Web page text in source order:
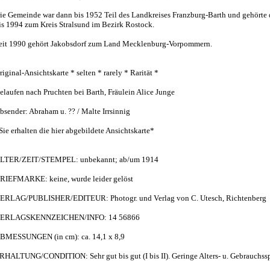
Gemeinde war dann bis 1952 Teil des Landkreises Franzburg-Barth und gehörte
1994 zum Kreis Stralsund im Bezirk Rostock.
1990 gehört Jakobsdorf zum Land Mecklenburg-Vorpommern.
Ansichtskarte * selten * rarely * Rarität *
nach Pruchten bei Barth, Fräulein Alice Junge
Abraham u. ?? / Malte Irrsinnig
erhalten die hier abgebildete Ansichtskarte*
ZEIT/STEMPEL: unbekannt; ab/um 1914
keine, wurde leider gelöst
PUBLISHER/EDITEUR: Photogr. und Verlag von C. Utesch, Richtenberg
INFO: 14 56866
(in cm): ca. 14,1 x 8,9
CONDITION: Sehr gut bis gut (I bis II). Geringe Alters- u.